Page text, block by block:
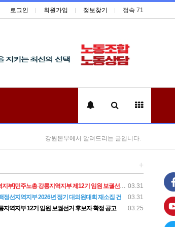
로그인 회원가입 정보찾기 접속 71
강원본부에서 알려드리는 글입니다.
+
03.31
]민주노총 강릉지역지부 제12기 임원 보궐선거결과 공고
03.31
정선지역지부 2026년 정기 대의원대회 재소집 건
03.25
지역지부 12기 임원 보궐선거 후보자 확정 공고